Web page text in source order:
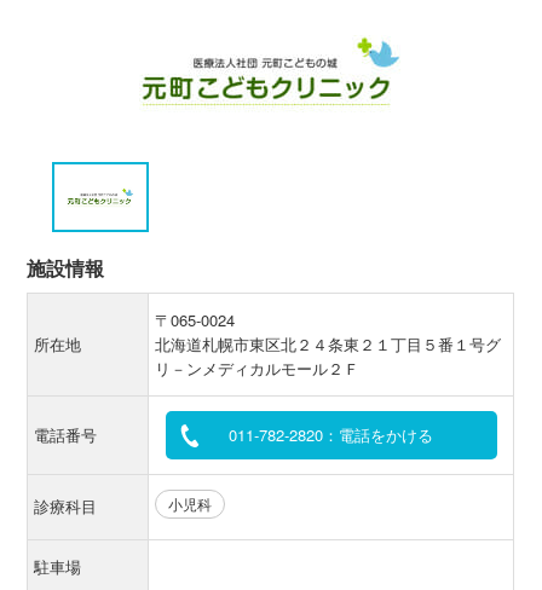
施設情報
所在地
〒065-0024
北海道札幌市東区北２４条東２１丁目５番１号グ
リ－ンメディカルモール２Ｆ
電話番号 011-782-2820：電話をかける
診療科目 小児科
駐車場